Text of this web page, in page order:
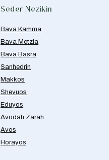
Seder Nezikin
Bava Kamma
Bava Metzia
Bava Basra
Sanhedrin
Makkos
Shevuos
Eduyos
Avodah Zarah
Avos
Horayos